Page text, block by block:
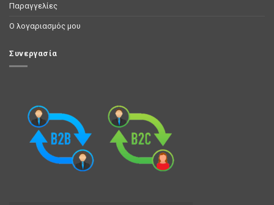
Παραγγελίες
Ο λογαριασμός μου
Συνεργασία